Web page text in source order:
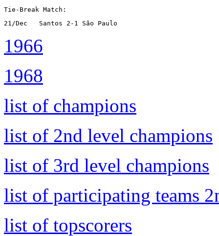
Tie-Break Match:
21/Dec   Santos 2-1 São Paulo
1966
1968
list of champions
list of 2nd level champions
list of 3rd level champions
list of participating teams
list of topscorers